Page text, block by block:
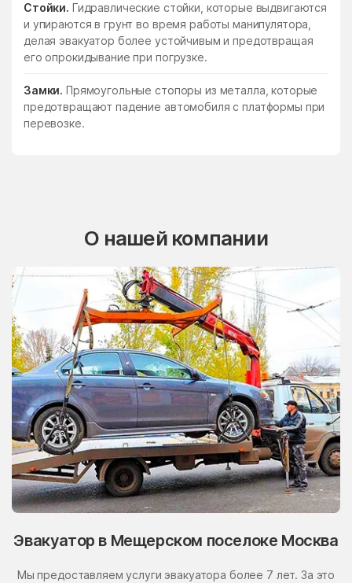
Стойки. Гидравлические стойки, которые выдвигаются
и упираются в грунт во время работы манипулятора,
делая эвакуатор более устойчивым и предотвращая
его опрокидывание при погрузке.
Замки. Прямоугольные стопоры из металла, которые
предотвращают падение автомобиля с платформы при
перевозке.
О нашей компании
Эвакуатор в Мещерском поселоке Москва
Мы предоставляем услуги эвакуатора более 7 лет. За это